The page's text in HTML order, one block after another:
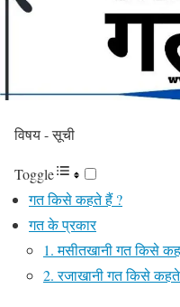
विषय - सूची
Toggle
गत किसे कहते हैं ?
गत के प्रकार
1. मसीतखानी गत किसे
2. रजाखानी गत किसे